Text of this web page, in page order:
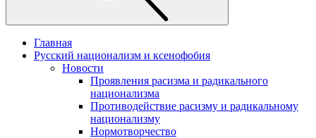
Главная
Русский национализм и ксенофобия
Новости
Проявления расизма и радикального
национализма
Противодействие расизму и радикальному
национализму
Нормотворчество